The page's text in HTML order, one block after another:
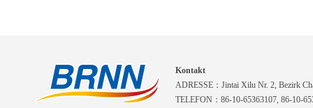
Kontakt
ADRESSE：Jintai Xilu Nr. 2, Bezirk
TELEFON：86-10-65363107, 86-10-